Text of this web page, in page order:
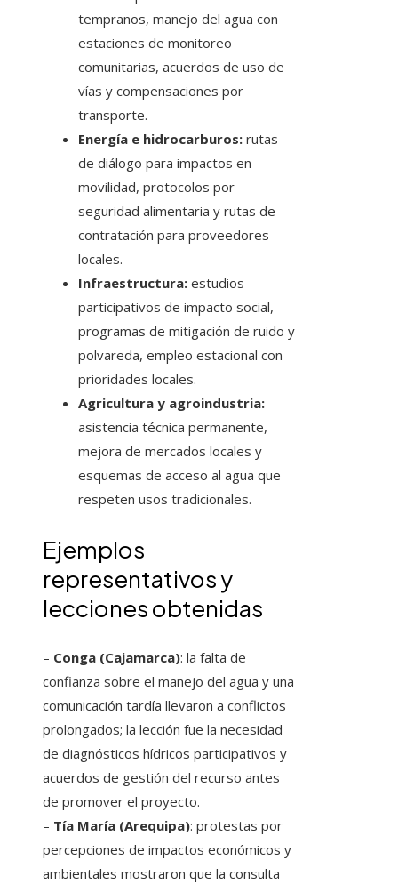
tempranos, manejo del agua con
estaciones de monitoreo
comunitarias, acuerdos de uso de
vías y compensaciones por
transporte.
Energía e hidrocarburos: rutas
de diálogo para impactos en
movilidad, protocolos por
seguridad alimentaria y rutas de
contratación para proveedores
locales.
Infraestructura: estudios
participativos de impacto social,
programas de mitigación de ruido y
polvareda, empleo estacional con
prioridades locales.
Agricultura y agroindustria:
asistencia técnica permanente,
mejora de mercados locales y
esquemas de acceso al agua que
respeten usos tradicionales.
Ejemplos
representativos y
lecciones obtenidas
– Conga (Cajamarca): la falta de
confianza sobre el manejo del agua y una
comunicación tardía llevaron a conflictos
prolongados; la lección fue la necesidad
de diagnósticos hídricos participativos y
acuerdos de gestión del recurso antes
de promover el proyecto.
– Tía María (Arequipa): protestas por
percepciones de impactos económicos y
ambientales mostraron que la consulta